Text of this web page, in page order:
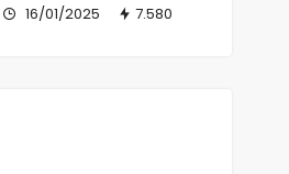
16/01/2025 7.580